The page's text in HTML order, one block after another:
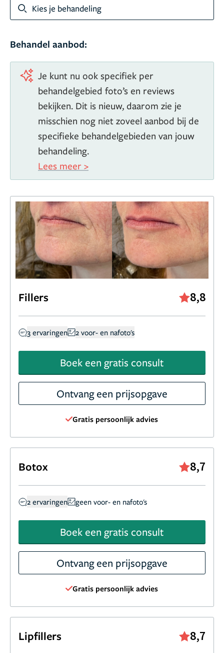
Kies je behandeling
Behandel aanbod:
Je kunt nu ook specifiek per
behandelgebied foto’s en reviews
bekijken. Dit is nieuw, daarom zie je
misschien nog niet zoveel aanbod bij de
specifieke behandelgebieden van jouw
behandeling.
Lees meer >
Fillers 8,8
3 ervaringen 2 voor- en nafoto's
Boek een gratis consult
Ontvang een prijsopgave
Gratis persoonlijk advies
Botox 8,7
2 ervaringen geen voor- en nafoto's
Boek een gratis consult
Ontvang een prijsopgave
Gratis persoonlijk advies
Lipfillers 8,7